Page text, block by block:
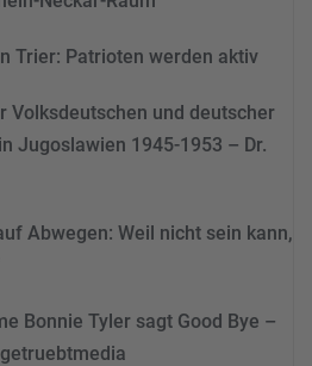
Trier: Patrioten werden aktiv
Volksdeutschen und deutscher
Jugoslawien 1945-1953 – Dr.
Abwegen: Weil nicht sein kann,
Bonnie Tyler sagt Good Bye –